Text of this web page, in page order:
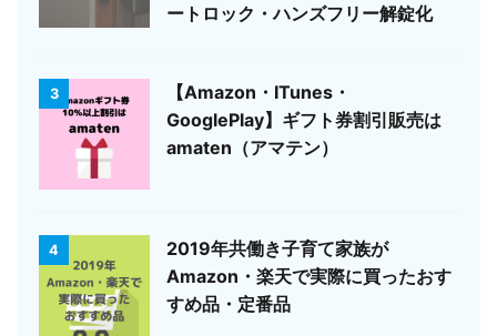
ートロック・ハンズフリー解錠化
3
【Amazon・ITunes・
GooglePlay】ギフト券割引販売は
amaten（アマテン）
4
2019年共働き子育て家族が
Amazon・楽天で実際に買ったおす
すめ品・定番品